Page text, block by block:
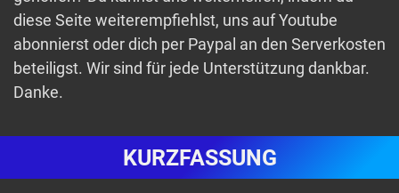
diese Seite weiterempfiehlst, uns auf Youtube
abonnierst oder dich per Paypal an den Serverkosten
beteiligst. Wir sind für jede Unterstützung dankbar.
Danke.
KURZFASSUNG